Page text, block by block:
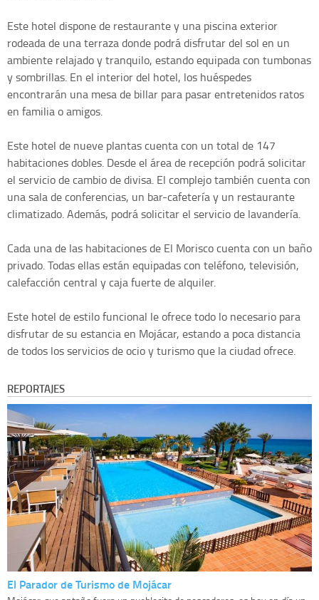
Este hotel dispone de restaurante y una piscina exterior
rodeada de una terraza donde podrá disfrutar del sol en un
ambiente relajado y tranquilo, estando equipada con tumbonas
y sombrillas. En el interior del hotel, los huéspedes
encontrarán una mesa de billar para pasar entretenidos ratos
en familia o amigos.
Este hotel de nueve plantas cuenta con un total de 147
habitaciones dobles. Desde el área de recepción podrá solicitar
el servicio de cambio de divisa. El complejo también cuenta con
una sala de conferencias, un bar-cafetería y un restaurante
climatizado. Además, podrá solicitar el servicio de lavandería.
Cada una de las habitaciones de El Morisco cuenta con un baño
privado. Todas ellas están equipadas con teléfono, televisión,
calefacción central y caja fuerte de alquiler.
Este hotel de estilo funcional le ofrece todo lo necesario para
disfrutar de su estancia en Mojácar, estando a poca distancia
de todos los servicios de ocio y turismo que la ciudad ofrece.
REPORTAJES
El Parador de Turismo de Mojácar